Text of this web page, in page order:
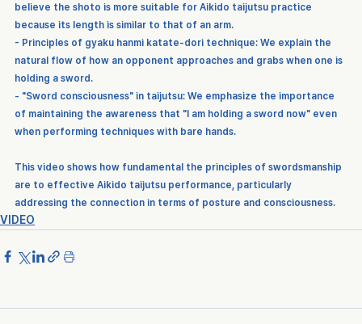
believe the shoto is more suitable for Aikido taijutsu practice
because its length is similar to that of an arm.
- Principles of gyaku hanmi katate-dori technique: We explain the
natural flow of how an opponent approaches and grabs when one is
holding a sword.
- "Sword consciousness" in taijutsu: We emphasize the importance
of maintaining the awareness that "I am holding a sword now" even
when performing techniques with bare hands.
This video shows how fundamental the principles of swordsmanship
are to effective Aikido taijutsu performance, particularly
addressing the connection in terms of posture and consciousness.
VIDEO